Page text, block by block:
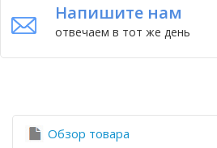
Напишите нам
отвечаем в тот же день
Обзор товара